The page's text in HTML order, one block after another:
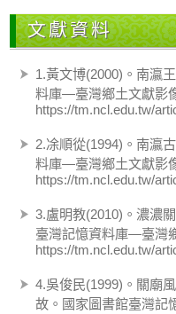
文獻資料
1.黃文博(2000)。南瀛
料庫―臺灣鄉土文獻影
https://tm.ncl.edu.tw/
2.凃順從(1994)。南瀛
料庫―臺灣鄉土文獻影
https://tm.ncl.edu.tw/
3.盧明教(2010)。濃濃
臺灣記憶資料庫―臺灣
https://tm.ncl.edu.tw/
4.吳俊民(1999)。關廟
故。國家圖書館臺灣記